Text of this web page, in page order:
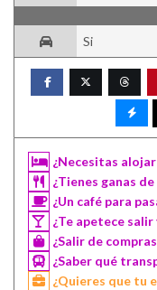
Si
¿Necesitas
¿Tienes ganas
¿Un café para
¿Te apetece
¿Salir de
¿Saber qué
¿Quieres que tu